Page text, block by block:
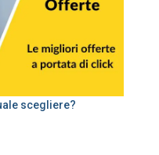
scegliere?